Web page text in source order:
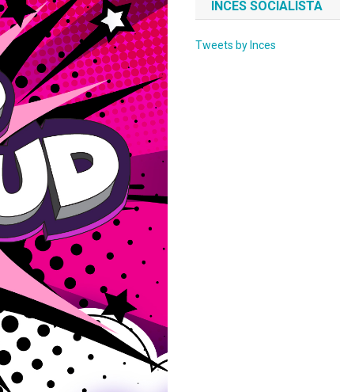
INCES SOCIALISTA
Tweets by Inces